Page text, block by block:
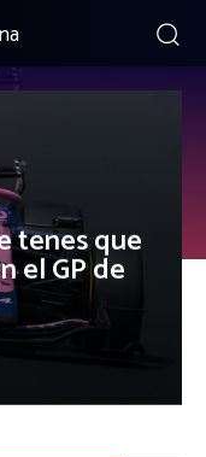
tenes que
el GP de